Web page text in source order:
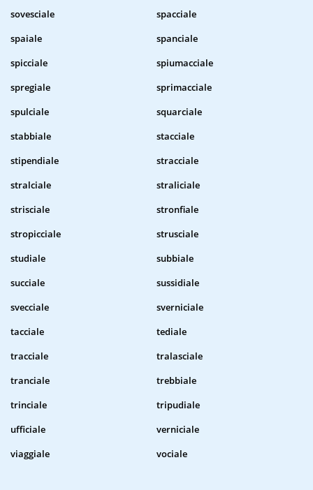
sovesciale
spacciale
spaiale
spanciale
spicciale
spiumacciale
spregiale
sprimacciale
spulciale
squarciale
stabbiale
stacciale
stipendiale
stracciale
stralciale
straliciale
strisciale
stronfiale
stropicciale
strusciale
studiale
subbiale
succiale
sussidiale
svecciale
sverniciale
tacciale
tediale
tracciale
tralasciale
tranciale
trebbiale
trinciale
tripudiale
ufficiale
verniciale
viaggiale
vociale